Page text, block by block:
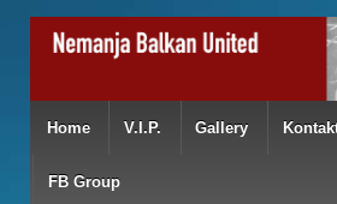
Home V.I.P. Gallery
FB Group